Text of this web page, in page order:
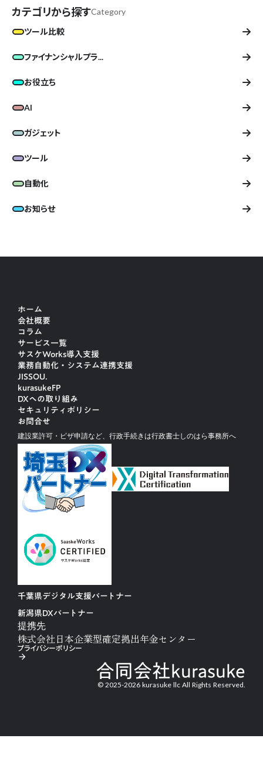
カテゴリから探すCategory
ツール比較
ファイナンシャルプラ...
お役立ち
AI
ガジェット
ツール
自動化
お知らせ
ホーム
会社概要
コラム
サービス一覧
サスケWorks導入支援
業務自動化・システム連携支援
JISSOU.
kurasukeFP
DXへの取り組み
セキュリティポリシー
お問合せ
建設業許可・ビザ申請など、行政手続きは行政書士しのはら事務所へ
千葉県デジタル支援パートナー
新潟県DXパートナー
提携先
株式会社日本企業型確定拠出年金センター
合同会社kurasuke
© 2025-2026 kurasuke llc All Rights Reserved.
プライバシーポリシー
arrow_forward